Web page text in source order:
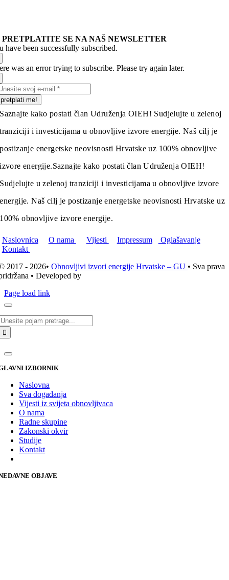
PRETPLATITE SE NA NAŠ NEWSLETTER
have been successfully subscribed.
was an error trying to subscribe. Please try again later.
pretplati me!
Saznajte kako postati član Udruženja OIEH! Sudjelujte u zelenoj
tranziciji i investicijama u obnovljive izvore energije. Naš cilj je
postizanje energetske neovisnosti Hrvatske uz 100% obnovljive
izvore energije.Saznajte kako postati član Udruženja OIEH!
Sudjelujte u zelenoj tranziciji i investicijama u obnovljive izvore
energije. Naš cilj je postizanje energetske neovisnosti Hrvatske uz
100% obnovljive izvore energije.
Naslovnica O nama Vijesti Impressum
Oglašavanje
Kontakt
2017 - 2026•Obnovljivi izvori energije Hrvatske – GU • Sva prava
• Developed by
Page load link
IZBORNIK
Naslovna
Sva događanja
Vijesti iz svijeta obnovljivaca
O nama
Radne skupine
Zakonski okvir
Studije
Kontakt
OBJAVE